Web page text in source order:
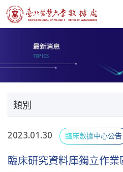
類別
2023.01.30 臨床數據中心公告
臨床研究資料庫獨立作